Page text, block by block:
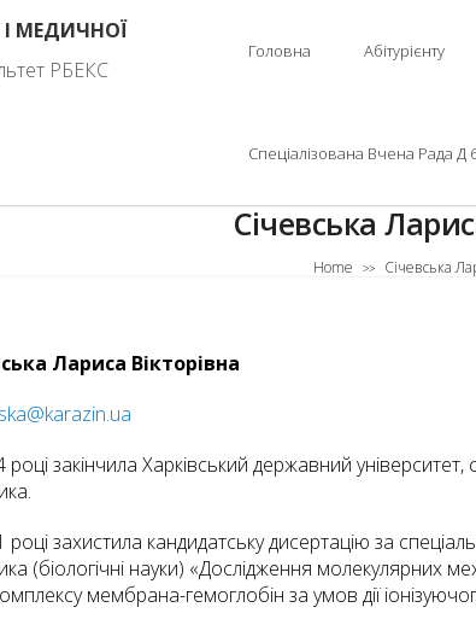
МЕДИЧНОЇ
РБЕКС
Головна Абітурієнту
Спеціалізована Вчена Рада Д
Січевська
Home >> Січевська
Лариса Вікторівна
році закінчила Харківський державний університет,
році захистила кандидатську дисертацію за
(біологічні науки) «Дослідження молекулярних
мембрана-гемоглобін за умов дії